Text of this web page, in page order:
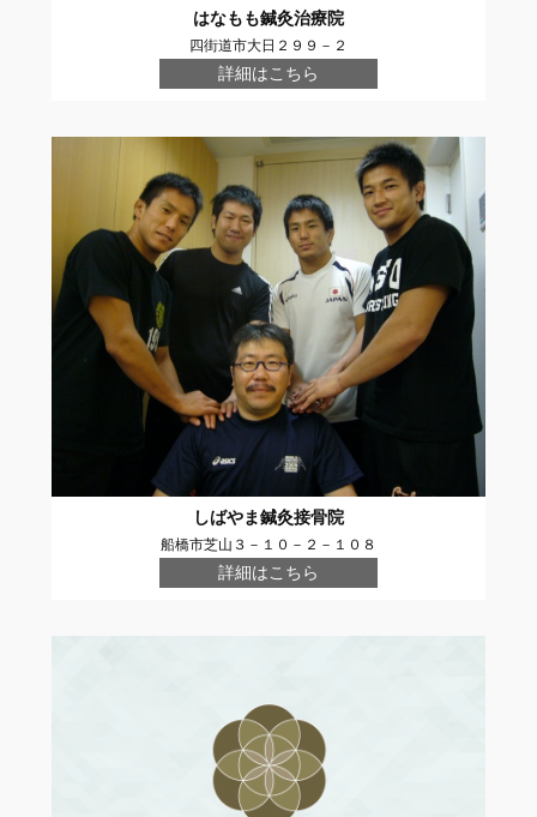
はなもも鍼灸治療院
四街道市大日２９９－２
詳細はこちら
しばやま鍼灸接骨院
船橋市芝山３－１０－２－１０８
詳細はこちら